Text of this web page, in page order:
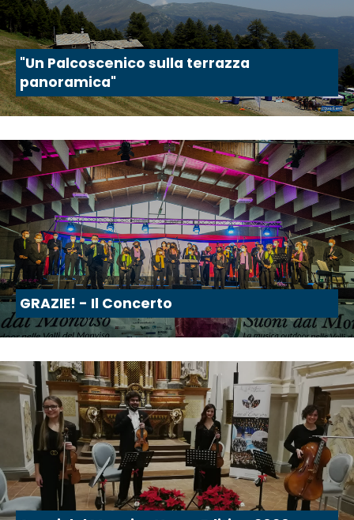
"Un Palcoscenico sulla terrazza
panoramica"
GRAZIE! - Il Concerto